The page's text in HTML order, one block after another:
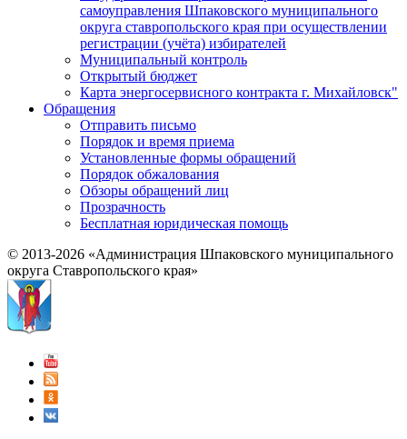
самоуправления Шпаковского муниципального
округа ставропольского края при осуществлении
регистрации (учёта) избирателей
Муниципальный контроль
Открытый бюджет
Карта энергосервисного контракта г. Михайловск"
Обращения
Отправить письмо
Порядок и время приема
Установленные формы обращений
Порядок обжалования
Обзоры обращений лиц
Прозрачность
Бесплатная юридическая помощь
© 2013-2026 «Администрация Шпаковского муниципального
округа Ставропольского края»